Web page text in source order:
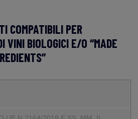
COMPATIBILI PER
VINI BIOLOGICI E/O “MADE